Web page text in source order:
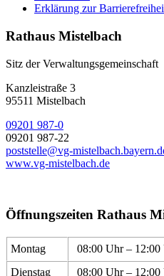
Erklärung zur
Rathaus Mistelbach
Sitz der Verwaltungsgemeinschaft
Kanzleistraße 3
95511 Mistelbach
09201 987-0
09201 987-22
poststelle@vg-
www.vg-mistelbach.de
Öffnungszeiten Rathaus
Montag 08:00 Uhr – 12:00
Dienstag
08:00 Uhr – 12:00